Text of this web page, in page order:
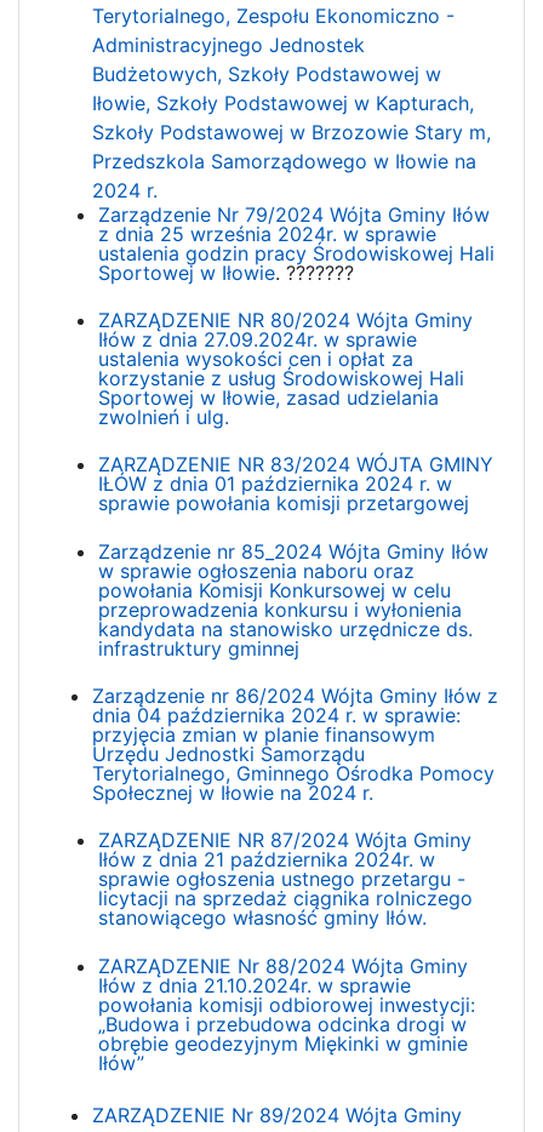
Terytorialnego, Zespołu Ekonomiczno -
Administracyjnego Jednostek
Budżetowych, Szkoły Podstawowej w
Iłowie, Szkoły Podstawowej w Kapturach,
Szkoły Podstawowej w Brzozowie Stary m,
Przedszkola Samorządowego w Iłowie na
2024 r.
Zarządzenie Nr 79/2024 Wójta Gminy Iłów
z dnia 25 września 2024r. w sprawie
ustalenia godzin pracy Środowiskowej Hali
Sportowej w Iłowie. ???????
ZARZĄDZENIE NR 80/2024 Wójta Gminy
Iłów z dnia 27.09.2024r. w sprawie
ustalenia wysokości cen i opłat za
korzystanie z usług Środowiskowej Hali
Sportowej w Iłowie, zasad udzielania
zwolnień i ulg.
ZARZĄDZENIE NR 83/2024 WÓJTA GMINY
IŁÓW z dnia 01 października 2024 r. w
sprawie powołania komisji przetargowej
Zarządzenie nr 85_2024 Wójta Gminy Iłów
w sprawie ogłoszenia naboru oraz
powołania Komisji Konkursowej w celu
przeprowadzenia konkursu i wyłonienia
kandydata na stanowisko urzędnicze ds.
infrastruktury gminnej
Zarządzenie nr 86/2024 Wójta Gminy Iłów z
dnia 04 października 2024 r. w sprawie:
przyjęcia zmian w planie finansowym
Urzędu Jednostki Samorządu
Terytorialnego, Gminnego Ośrodka Pomocy
Społecznej w Iłowie na 2024 r.
ZARZĄDZENIE NR 87/2024 Wójta Gminy
Iłów z dnia 21 października 2024r. w
sprawie ogłoszenia ustnego przetargu -
licytacji na sprzedaż ciągnika rolniczego
stanowiącego własność gminy Iłów.
ZARZĄDZENIE Nr 88/2024 Wójta Gminy
Iłów z dnia 21.10.2024r. w sprawie
powołania komisji odbiorowej inwestycji:
„Budowa i przebudowa odcinka drogi w
obrębie geodezyjnym Miękinki w gminie
Iłów”
ZARZĄDZENIE Nr 89/2024 Wójta Gminy